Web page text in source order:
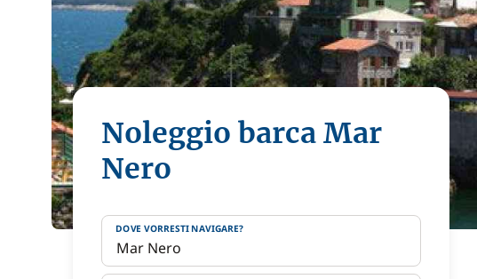
Noleggio barca Mar
Nero
DOVE VORRESTI NAVIGARE?